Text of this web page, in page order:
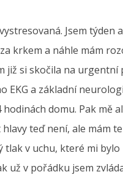
Jsem
krkem a náhle mám
již si skočila na
a základní
domu. Pak mě
teď není, ale mám
v uchu, které mi
už v pořádku jsem